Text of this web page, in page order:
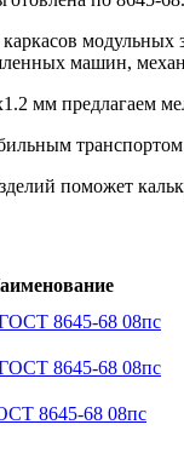
машин,
мм предлагаем
поможет
8645-68 08пс
8645-68 08пс
8645-68 08пс